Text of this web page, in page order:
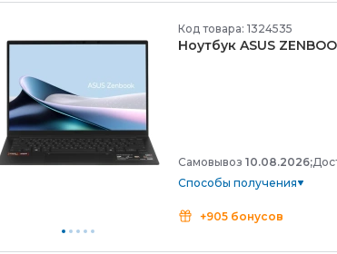
Код товара: 1324535
Ноутбук ASUS
Самовывоз 10.08.2026;
Способы получения
+905 бонусов